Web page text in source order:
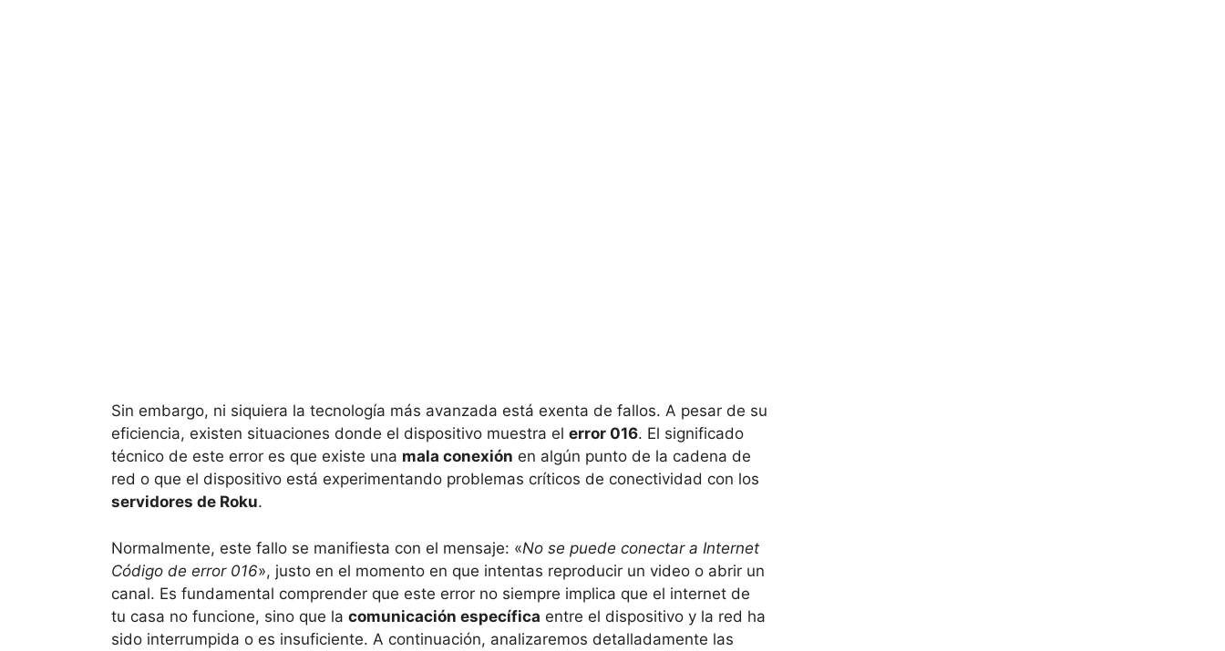
Sin embargo, ni siquiera la tecnología más avanzada está exenta de fallos. A pesar de su
eficiencia, existen situaciones donde el dispositivo muestra el error 016. El significado
técnico de este error es que existe una mala conexión en algún punto de la cadena de
red o que el dispositivo está experimentando problemas críticos de conectividad con los
servidores de Roku.
Normalmente, este fallo se manifiesta con el mensaje: «No se puede conectar a Internet
Código de error 016», justo en el momento en que intentas reproducir un video o abrir un
canal. Es fundamental comprender que este error no siempre implica que el internet de
tu casa no funcione, sino que la comunicación específica entre el dispositivo y la red ha
sido interrumpida o es insuficiente. A continuación, analizaremos detalladamente las